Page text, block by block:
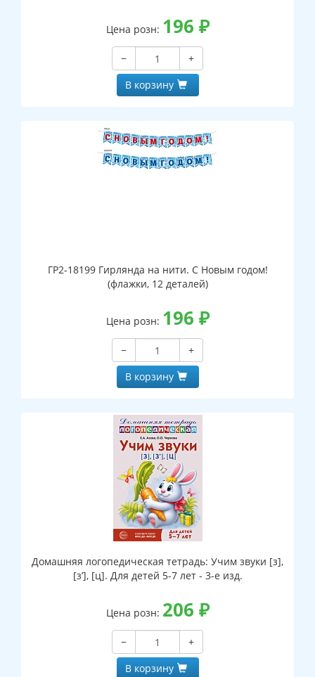
Цена розн: 196 ₽
−
+
В корзину
ГР2-18199 Гирлянда на нити. С Новым годом!
(флажки, 12 деталей)
Цена розн: 196 ₽
−
+
В корзину
Домашняя логопедическая тетрадь: Учим звуки [з],
[з’], [ц]. Для детей 5-7 лет - 3-е изд.
Цена розн: 206 ₽
−
+
В корзину